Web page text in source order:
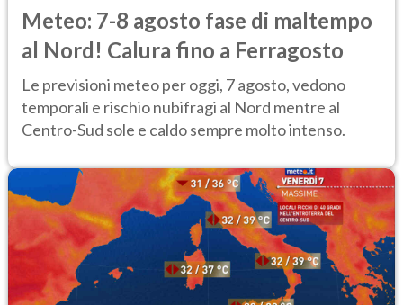
Meteo: 7-8 agosto fase di maltempo
al Nord! Calura fino a Ferragosto
Le previsioni meteo per oggi, 7 agosto, vedono
temporali e rischio nubifragi al Nord mentre al
Centro-Sud sole e caldo sempre molto intenso.